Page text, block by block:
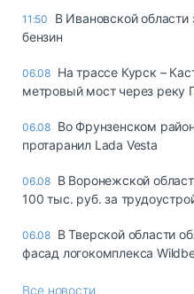
11:50
В Ивановской
бензин
06.08 На трассе Курск –
метровый мост через реку
06.08 Во Фрунзенском
протаранил Lada Vesta
06.08 В Воронежской
100 тыс. руб. за
06.08 В Тверской области
фасад логокомплекса
Все новости